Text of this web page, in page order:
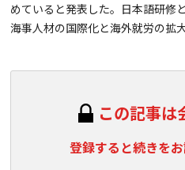
めていると発表した。日本語研修
海事人材の国際化と海外就労の拡
この記事は
登録すると続きを